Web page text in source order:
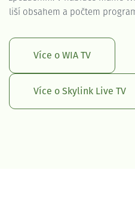
liší obsahem a počtem
Více o WIA TV
Více o Skylink Live TV